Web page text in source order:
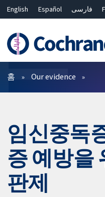
English Español فارسی
Bahasa Malaysia
ไทย
繁體
简体中文
필터
홈 Our evidence
임신중독
증 예방을
판제